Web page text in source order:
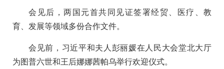
会见后，两国元首共同见证签署经贸、医疗、教
育、发展等领域多份合作文件。
会见前，习近平和夫人彭丽媛在人民大会堂北大厅
为图普六世和王后娜娜茜帕乌举行欢迎仪式。